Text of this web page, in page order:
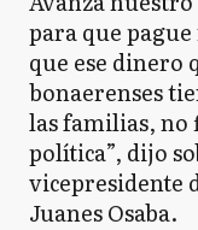
para que
que ese dinero
bonaerenses
las familias, no
política”, dijo
vicepresidente
Juanes Osaba.